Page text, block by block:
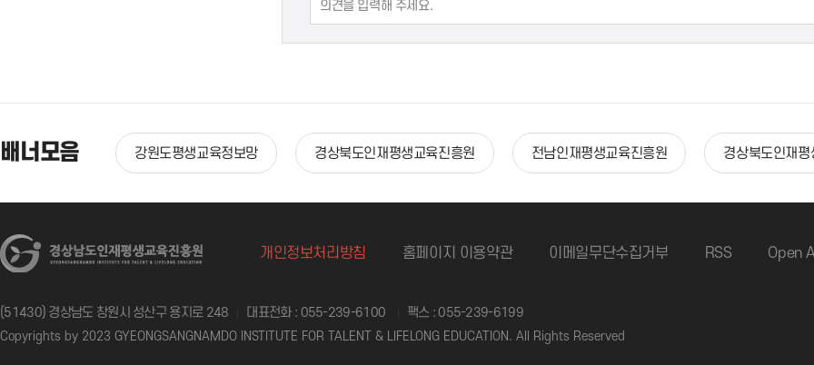
배너모음
민평생배움터 강원도평생교육정보망 경상북도인재평생교육진흥원 전남인재평생교육진흥원 경상북도인재
개인정보처리방침 홈페이지 이용약관 이메일무단수집거부 RSS Open
(51430) 경상남도 창원시 성산구 용지로 248 대표전화 : 055-239-6100 팩스 : 055-239-6199
Copyrights by 2023 GYEONGSANGNAMDO INSTITUTE FOR TALENT & LIFELONG EDUCATION. All Rights Reserved